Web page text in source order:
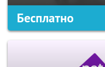
Бесплатно